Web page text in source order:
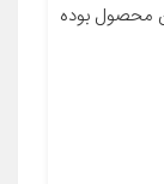
محصول بوده